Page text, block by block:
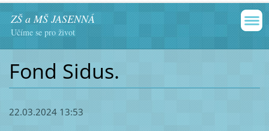
ZŠ a MŠ JASENNÁ
Učíme se pro život
Fond Sidus.
22.03.2024 13:53